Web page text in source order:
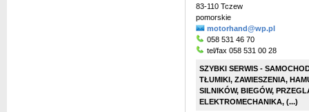
83-110 Tczew
pomorskie
motorhand@wp.pl
058 531 46 70
tel/fax 058 531 00 28
SZYBKI SERWIS -
TŁUMIKI, ZAWIESZENIA,
SILNIKÓW, BIEGÓW,
ELEKTROMECHANIKA, (...)